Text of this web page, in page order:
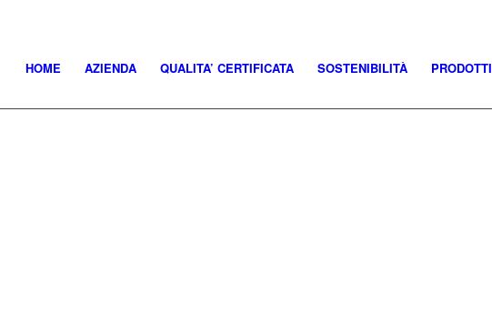
HOME AZIENDA QUALITA’ CERTIFICATA SOSTENIBILITÀ PRODOTTI